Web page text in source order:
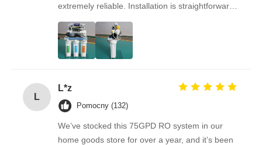
extremely reliable. Installation is straightforward,
the filters are easy to replace, and the water
quality feedback from clients has been
overwhelmingly positive. The supplier is great to
work with — orders arrive on time, packaging is
consistent. As a repeat buyer, we couldn’t be
happier with both the product and the service.
L
L*z
Pomocny (132)
We’ve stocked this 75GPD RO system in our
home goods store for over a year, and it’s been